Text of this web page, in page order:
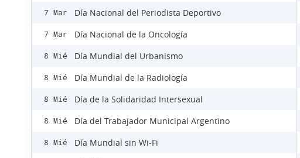
7 Mar Día Nacional del Periodista Deportivo
7 Mar Día Nacional de la Oncología
8 Mié Día Mundial del Urbanismo
8 Mié Día Mundial de la Radiología
8 Mié Día de la Solidaridad Intersexual
8 Mié Día del Trabajador Municipal Argentino
8 Mié Día Mundial sin Wi-Fi